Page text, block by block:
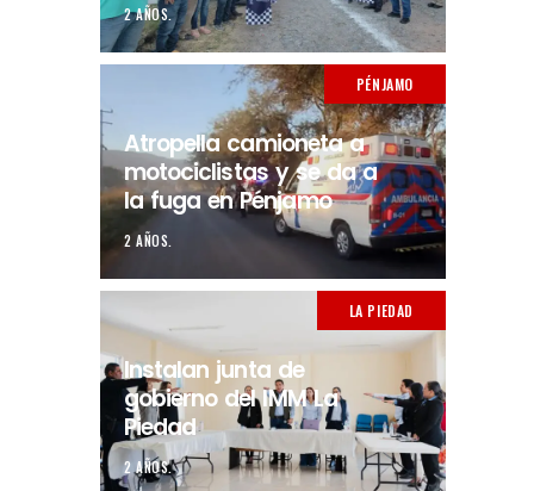
2 AÑOS.
PÉNJAMO
Atropella camioneta a
motociclistas y se da a
la fuga en Pénjamo
2 AÑOS.
LA PIEDAD
Instalan junta de
gobierno del IMM La
Piedad
2 AÑOS.